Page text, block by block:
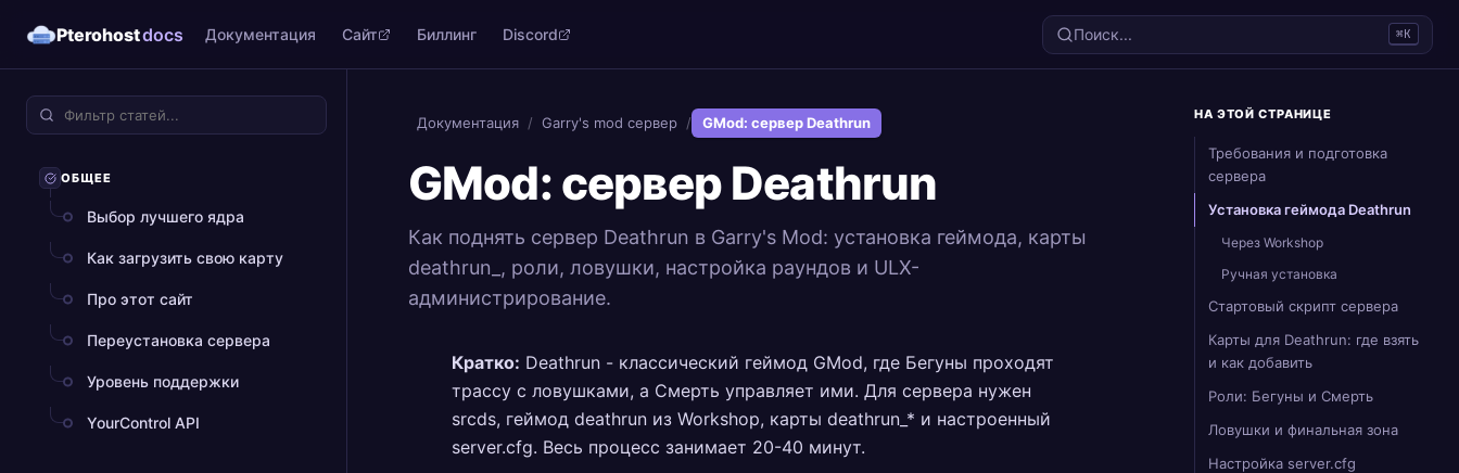
Pterohostdocs Документация Сайт Биллинг Discord Поиск... ⌘K
ОБЩЕЕ
Выбор лучшего ядра
Как загрузить свою карту
Про этот сайт
Переустановка сервера
Уровень поддержки
YourControl API
Документация / Garry's mod сервер / GMod: сервер Deathrun
GMod: сервер Deathrun
Как поднять сервер Deathrun в Garry's Mod: установка геймода, карты
deathrun_, роли, ловушки, настройка раундов и ULX-
администрирование.
Кратко: Deathrun - классический геймод GMod, где Бегуны проходят
трассу с ловушками, а Смерть управляет ими. Для сервера нужен
srcds, геймод deathrun из Workshop, карты deathrun_* и настроенный
server.cfg. Весь процесс занимает 20-40 минут.
НА ЭТОЙ СТРАНИЦЕ
Требования и подготовка
сервера
Установка геймода Deathrun
Через Workshop
Ручная установка
Стартовый скрипт сервера
Карты для Deathrun: где взять
и как добавить
Роли: Бегуны и Смерть
Ловушки и финальная зона
Настройка server.cfg